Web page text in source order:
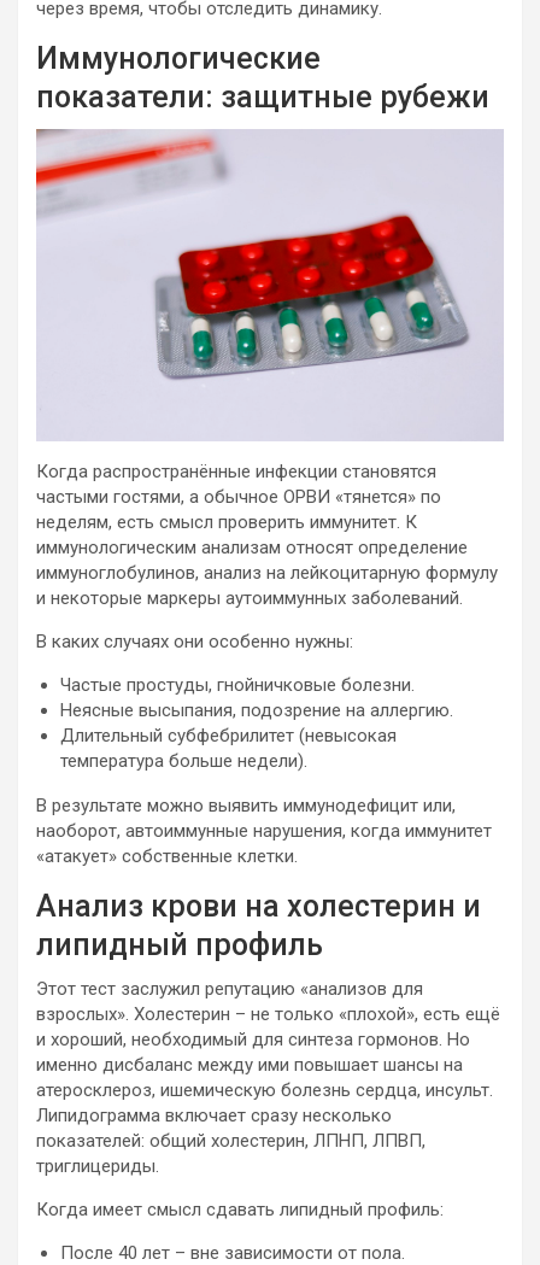
через время, чтобы отследить динамику.
Иммунологические
показатели: защитные рубежи
Когда распространённые инфекции становятся
частыми гостями, а обычное ОРВИ «тянется» по
неделям, есть смысл проверить иммунитет. К
иммунологическим анализам относят определение
иммуноглобулинов, анализ на лейкоцитарную формулу
и некоторые маркеры аутоиммунных заболеваний.
В каких случаях они особенно нужны:
Частые простуды, гнойничковые болезни.
Неясные высыпания, подозрение на аллергию.
Длительный субфебрилитет (невысокая
температура больше недели).
В результате можно выявить иммунодефицит или,
наоборот, автоиммунные нарушения, когда иммунитет
«атакует» собственные клетки.
Анализ крови на холестерин и
липидный профиль
Этот тест заслужил репутацию «анализов для
взрослых». Холестерин – не только «плохой», есть ещё
и хороший, необходимый для синтеза гормонов. Но
именно дисбаланс между ими повышает шансы на
атеросклероз, ишемическую болезнь сердца, инсульт.
Липидограмма включает сразу несколько
показателей: общий холестерин, ЛПНП, ЛПВП,
триглицериды.
Когда имеет смысл сдавать липидный профиль:
После 40 лет – вне зависимости от пола.